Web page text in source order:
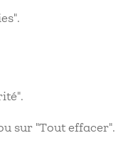
sur "Tout effacer".